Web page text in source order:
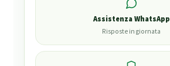
Assistenza WhatsApp
Risposte in giornata